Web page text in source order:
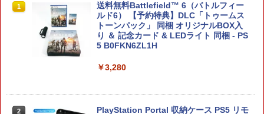
スプラトゥーン レイダース -Switch2
￥6,449
￥55,000
Beast of Reincarnation -PS5 【特典】
【純正品】Xbox ワイヤレス コントロー
ラー (ロボット ホワイト)
￥7,681
劇場版「鬼滅の刃」無限城編 第一章 猗
1
任天堂純正/日本国内仕様【Switch 2専
用】Nintendo Switch 2 ACアダプタ
ー クロネコヤマト宅急便で安心お届け
(北海道：660円、沖縄県：1100円を送料
として別途いただきます。) ニンテンド
1
送料無料Battlefield™ 6（バトルフィー
ルド6） 【予約特典】DLC「トゥームス
トーンパック」 同梱 オリジナルBOX入
り ＆ 記念カード & LEDライト 同梱 - PS
5 B0FKN6ZL1H
￥3,280
2 PlayStation Portal 収納ケース PS5 リモ